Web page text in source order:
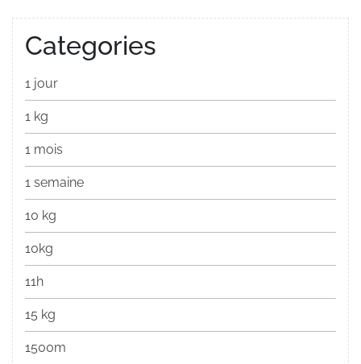
Categories
1 jour
1 kg
1 mois
1 semaine
10 kg
10kg
11h
15 kg
1500m